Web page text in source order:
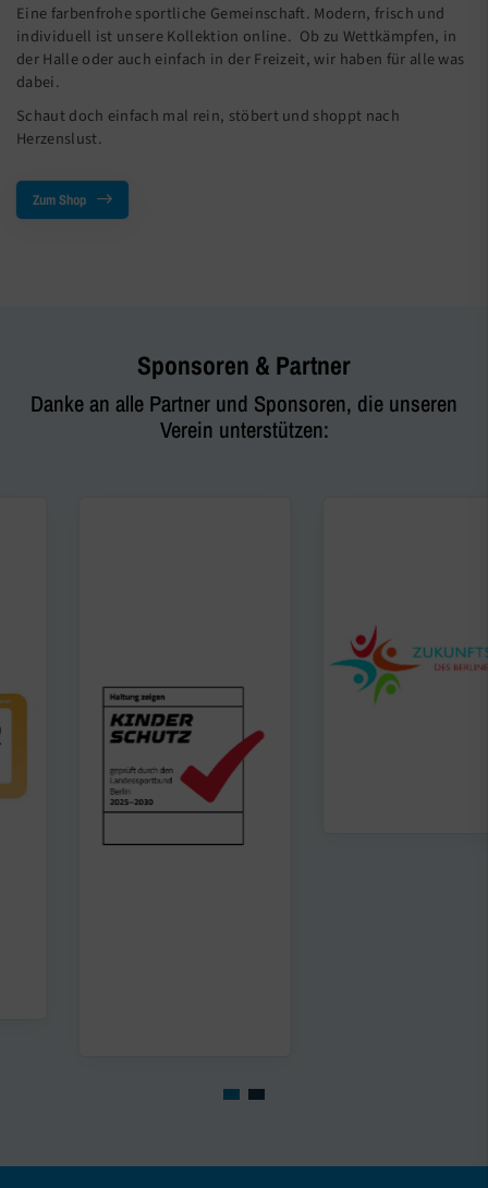
Eine farbenfrohe sportliche Gemeinschaft. Modern, frisch und
individuell ist unsere Kollektion online. Ob zu Wettkämpfen, in
der Halle oder auch einfach in der Freizeit, wir haben für alle was
dabei.
Schaut doch einfach mal rein, stöbert und shoppt nach
Herzenslust.
Zum Shop
Sponsoren & Partner
Danke an alle Partner und Sponsoren, die unseren
Verein unterstützen: